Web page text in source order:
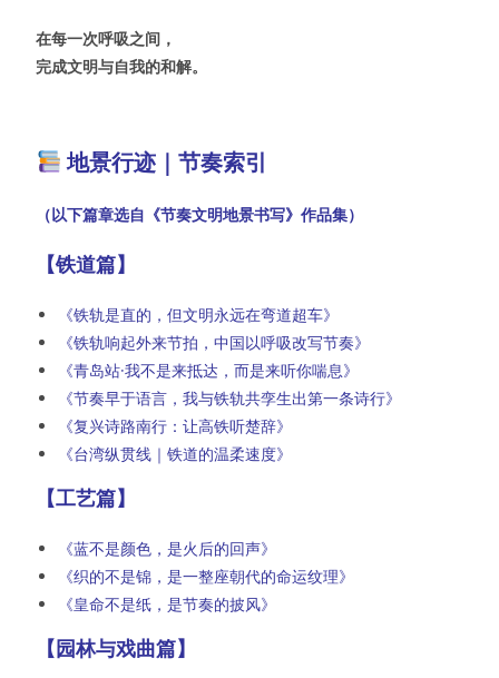
在每一次呼吸之间，
完成文明与自我的和解。
地景行迹｜节奏索引
（以下篇章选自《节奏文明地景书写》作品集）
【铁道篇】
《铁轨是直的，但文明永远在弯道超车》
《铁轨响起外来节拍，中国以呼吸改写节奏》
《青岛站·我不是来抵达，而是来听你喘息》
《节奏早于语言，我与铁轨共孪生出第一条诗行》
《复兴诗路南行：让高铁听楚辞》
《台湾纵贯线｜铁道的温柔速度》
【工艺篇】
《蓝不是颜色，是火后的回声》
《织的不是锦，是一整座朝代的命运纹理》
《皇命不是纸，是节奏的披风》
【园林与戏曲篇】